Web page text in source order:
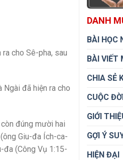
cho Sê-pha, sau
Ngài đã hiện ra cho
đúng mười hai
Giu-đa Ích-ca-
(Công Vụ 1:15-
DANH
BÀI HỌC
BÀI VIẾT
CHIA SẺ
CUỘC
GIỚI
GỢI Ý
HIỆN ĐẠI